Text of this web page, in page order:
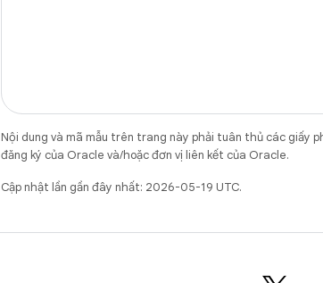
Nội dung và mã mẫu trên trang này phải tuân thủ các giấy
đăng ký của Oracle và/hoặc đơn vị liên kết của Oracle.
Cập nhật lần gần đây nhất: 2026-05-19 UTC.